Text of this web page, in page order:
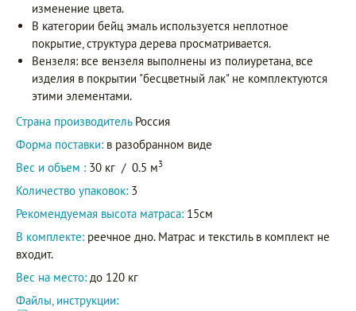
изменение цвета.
В категории бейц эмаль используется неплотное
покрытие, структура дерева просматривается.
Вензеля: все вензеля выполнены из полиуретана, все
изделия в покрытии "бесцветный лак" не комплектуются
этими элементами.
Страна производитель Россия
Форма поставки: в разобранном виде
Вес и объем : 30 кг / 0.5 м3
Количество упаковок: 3
Рекомендуемая высота матраса: 15см
В комплекте: реечное дно. Матрас и текстиль в комплект не
входит.
Вес на место: до 120 кг
Файлы, инструкции: